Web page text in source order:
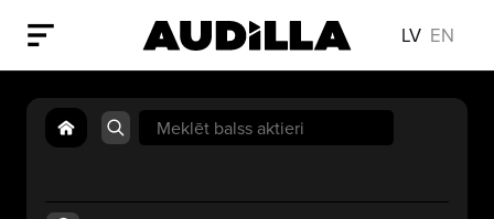
LV EN
Search
for: